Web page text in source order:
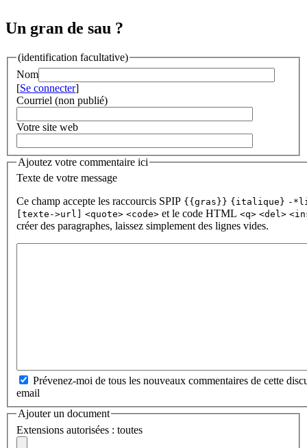
Un gran de sau ?
(identification facultative)
Nom
[Se connecter]
Courriel (non publié)
Votre site web
Ajoutez votre commentaire ici
Texte de votre message
Ce champ accepte les raccourcis SPIP {{gras}} {italique} -
[texte->url]
<quote> <code> et le code HTML <q> <del>
créer des paragraphes, laissez simplement des lignes vides.
Prévenez-moi de tous les nouveaux commentaires de cette
email
Ajouter un document
Extensions autorisées : toutes